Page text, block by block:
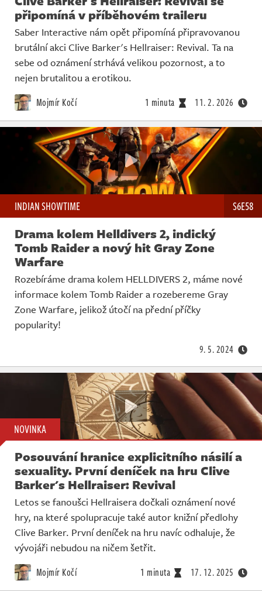
připomíná v příběhovém traileru
Saber Interactive nám opět připomíná připravovanou
brutální akci Clive Barker's Hellraiser: Revival. Ta na
sebe od oznámení strhává velikou pozornost, a to
nejen brutalitou a erotikou.
Mojmír Kočí 1 minuta 11. 2. 2026
INDIAN SHOWTIME S6E58
Drama kolem Helldivers 2, indický
Tomb Raider a nový hit Gray Zone
Warfare
Rozebíráme drama kolem HELLDIVERS 2, máme nové
informace kolem Tomb Raider a rozebereme Gray
Zone Warfare, jelikož útočí na přední příčky
popularity!
9. 5. 2024
NOVINKA
Posouvání hranice explicitního násilí a
sexuality. První deníček na hru Clive
Barker's Hellraiser: Revival
Letos se fanoušci Hellraisera dočkali oznámení nové
hry, na které spolupracuje také autor knižní předlohy
Clive Barker. První deníček na hru navíc odhaluje, že
vývojáři nebudou na ničem šetřit.
Mojmír Kočí 1 minuta 17. 12. 2025